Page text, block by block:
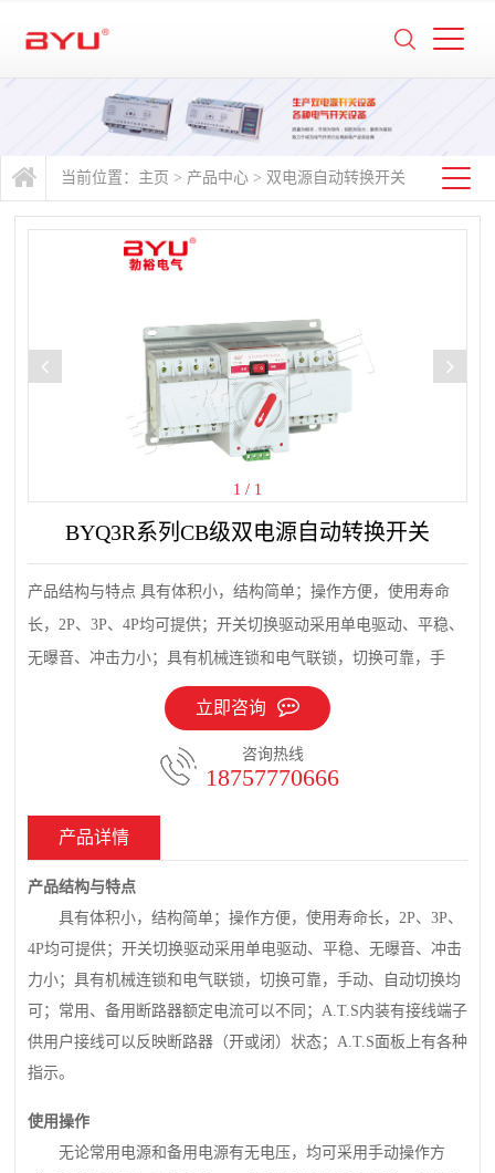
当前位置： 主页 > 产品中心 > 双电源自动转换开关
1 / 1
BYQ3R系列CB级双电源自动转换开关
产品结构与特点 具有体积小，结构简单；操作方便，使用寿命
长，2P、3P、4P均可提供；开关切换驱动采用单电驱动、平稳、
无曝音、冲击力小；具有机械连锁和电气联锁，切换可靠，手
立即咨询
咨询热线
18757770666
产品详情
产品结构与特点
具有体积小，结构简单；操作方便，使用寿命长，2P、3P、
4P均可提供；开关切换驱动采用单电驱动、平稳、无曝音、冲击
力小；具有机械连锁和电气联锁，切换可靠，手动、自动切换均
可；常用、备用断路器额定电流可以不同；A.T.S内装有接线端子
供用户接线可以反映断路器（开或闭）状态；A.T.S面板上有各种
指示。
使用操作
无论常用电源和备用电源有无电压，均可采用手动操作方